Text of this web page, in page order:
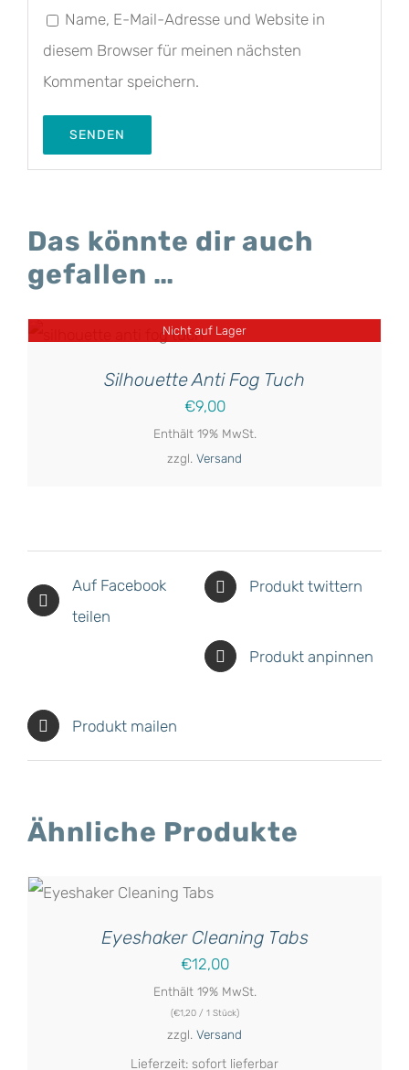
Name, E-Mail-Adresse und Website in
diesem Browser für meinen nächsten
Kommentar speichern.
Das könnte dir auch
gefallen …
Nicht auf Lager
Silhouette Anti Fog Tuch
€9,00
Enthält 19% MwSt.
zzgl. Versand
Auf Facebook
teilen
Produkt twittern
Produkt anpinnen
Produkt mailen
Ähnliche Produkte
Eyeshaker Cleaning Tabs
€12,00
Enthält 19% MwSt.
(€1,20/ 1 Stück)
zzgl. Versand
Lieferzeit: sofort lieferbar